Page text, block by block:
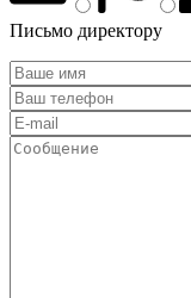
Письмо директору